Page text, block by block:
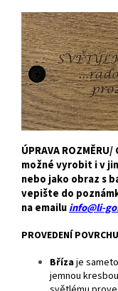
ÚPRAVA
možné vyrobit i v
nebo jako obraz s
vepište do
na emailuinfo@li-
PROVEDENÍ
Břízaje
jemnou